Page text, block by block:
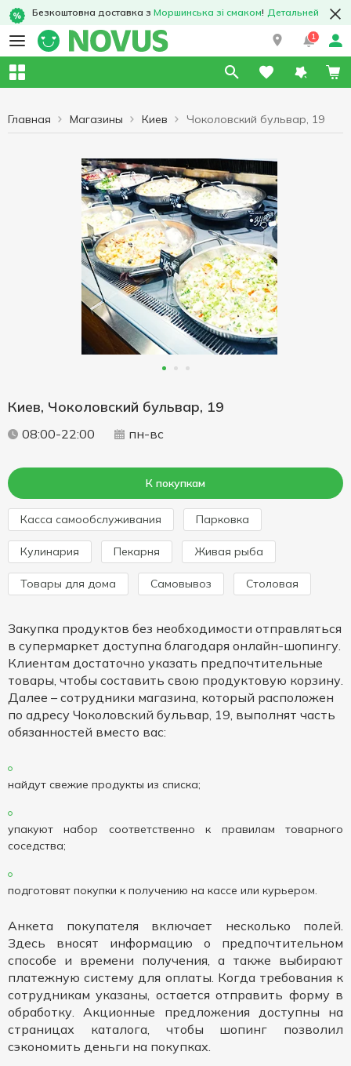
Безкоштовна доставка з Моршинська зі смаком! Детальней
1
Главная Магазины Киев Чоколовский бульвар, 19
Киев, Чоколовский бульвар, 19
08:00-22:00 пн-вс
К покупкам
Касса самообслуживания Парковка
Кулинария Пекарня Живая рыба
Товары для дома Cамовывоз Столовая
Закупка продуктов без необходимости отправляться
в супермаркет доступна благодаря онлайн-шопингу.
Клиентам достаточно указать предпочтительные
товары, чтобы составить свою продуктовую корзину.
Далее – сотрудники магазина, который расположен
по адресу Чоколовский бульвар, 19, выполнят часть
обязанностей вместо вас:
найдут свежие продукты из списка;
упакуют набор соответственно к правилам товарного
соседства;
подготовят покупки к получению на кассе или курьером.
Анкета покупателя включает несколько полей.
Здесь вносят информацию о предпочтительном
способе и времени получения, а также выбирают
платежную систему для оплаты. Когда требования к
сотрудникам указаны, остается отправить форму в
обработку. Акционные предложения доступны на
страницах каталога, чтобы шопинг позволил
сэкономить деньги на покупках.